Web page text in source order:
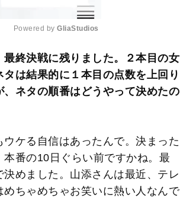
M
u
t
Powered by GliaStudios
終決戦に残りました。２本目の女
は結果的に１本目の点数を上回り
ネタの順番はどうやって決めたの
ケる自信はあったんで。決まった
番の10日ぐらい前ですかね。最
めました。山添さんは最近、テレ
ちゃめちゃお笑いに熱い人なんで